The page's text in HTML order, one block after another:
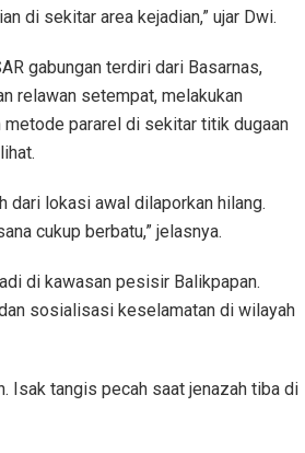
di sekitar area kejadian,” ujar Dwi.
gabungan terdiri dari Basarnas,
relawan setempat, melakukan
metode pararel di sekitar titik dugaan
dari lokasi awal dilaporkan hilang.
cukup berbatu,” jelasnya.
di kawasan pesisir Balikpapan.
sosialisasi keselamatan di wilayah
Isak tangis pecah saat jenazah tiba di